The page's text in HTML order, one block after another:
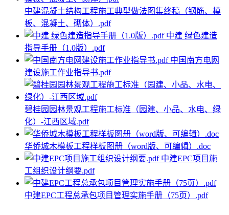
中建混凝土结构工程施工典型做法图集终稿（钢筋、模
板、混凝土、砌体）.pdf
中建 绿色建造
指导手册（1.0版）.pdf
中国南方电网
建设施工作业指导书.pdf
碧桂园园林景观工程施工标准（园建、小品、水电、绿
化）-江西区域.pdf
华侨城木模板工程样板图册（word版、可编辑）.doc
中建EPC项目施
工组织设计纲要.pdf
中建EPC工程总承包项目管理实施手册（75页）.pdf